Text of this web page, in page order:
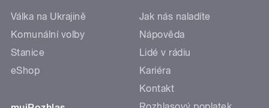
Válka na Ukrajině
Komunální volby
Stanice
eShop
Jak nás naladíte
Nápověda
Lidé v rádiu
Kariéra
Kontakt